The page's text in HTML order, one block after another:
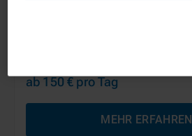
ab 150 € pro Tag
MEHR ERFAHREN